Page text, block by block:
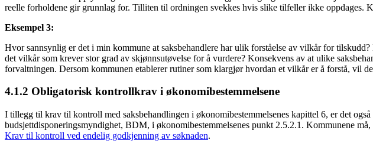
reelle forholdene gir grunnlag for. Tilliten til ordningen svekkes hvis slike tilfeller ikke
Eksempel 3:
Hvor sannsynlig er det i min kommune at saksbehandlere har ulik forståelse av vilkår for
det vilkår som krever stor grad av skjønnsutøvelse for å vurdere? Konsekvens av at ulike
forvaltningen. Dersom kommunen etablerer rutiner som klargjør hvordan et vilkår er å forstå, vil
4.1.2 Obligatorisk kontrollkrav i økonomibestemmelsene
I tillegg til krav til kontroll med saksbehandlingen i økonomibestemmelsenes kapittel 6, er det
budsjettdisponeringsmyndighet, BDM, i økonomibestemmelsenes punkt 2.5.2.1. Kommunene
Krav til kontroll ved endelig godkjenning av søknaden.